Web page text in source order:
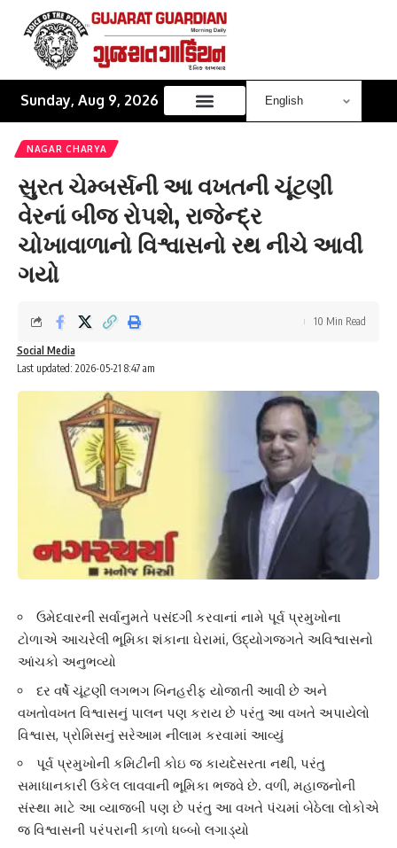
Sunday, Aug 9, 2026
NAGAR CHARYA
સુરત ચેમ્બર્સની આ વખતની ચૂંટણી
વેરનાં બીજ રોપશે, રાજેન્દ્ર
ચોખાવાળાનો ‌વિશ્વાસનો રથ નીચે આવી
ગયો
Last updated: 2026-05-21 8:47 am
Social Media
10 Min Read
ઉમેદવારની સર્વાનુમતે પસંદગી કરવાનાં નામે પૂર્વ પ્રમુખોના
ટોળાએ આચરેલી ભૂ‌મિકા શંકાના ઘેરામાં, ઉદ્યોગજગતે અ‌વિશ્વાસનો
આંચકો અનુભવ્યો
દર વર્ષે ચૂંટણી લગભગ ‌બિનહરીફ યોજાતી આવી છે અને
વખતોવખત ‌વિશ્વાસનું પાલન પણ કરાય છે પરંતુ આ વખતે અપાયેલો
‌વિશ્વાસ, પ્રો‌મિસનું સરેઆમ નીલામ કરવામાં આવ્યું
પૂર્વ પ્રમુખોની ક‌મિ‌ટીની કોઇ જ કાયદેસરતા નથી, પરંતુ
સમાધાનકારી ઉકેલ લાવવાની ભૂ‌મિકા ભજવે છે. વળી, મહાજનોની
સંસ્થા માટે આ વ્યાજબી પણ છે પરંતુ આ વખતે પંચમાં બેઠેલા લોકોએ
જ ‌વિશ્વાસની પરંપરાની કાળો ધબ્બો લગાડ્યો